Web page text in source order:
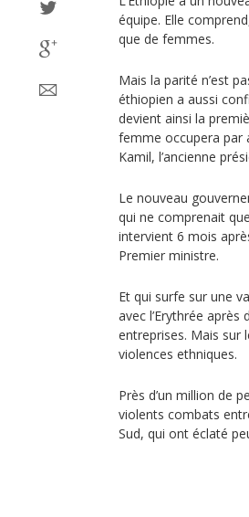
équipe. Elle
que de femmes.
Mais la parité n’est
éthiopien a aussi
devient ainsi la
femme occupera par
Kamil, l’ancienne
Le nouveau
qui ne comprenait
intervient 6 mois
Premier ministre.
Et qui surfe sur une
avec l’Erythrée
entreprises. Mais sur
violences ethniques.
Près d’un million de
violents combats
Sud, qui ont éclaté